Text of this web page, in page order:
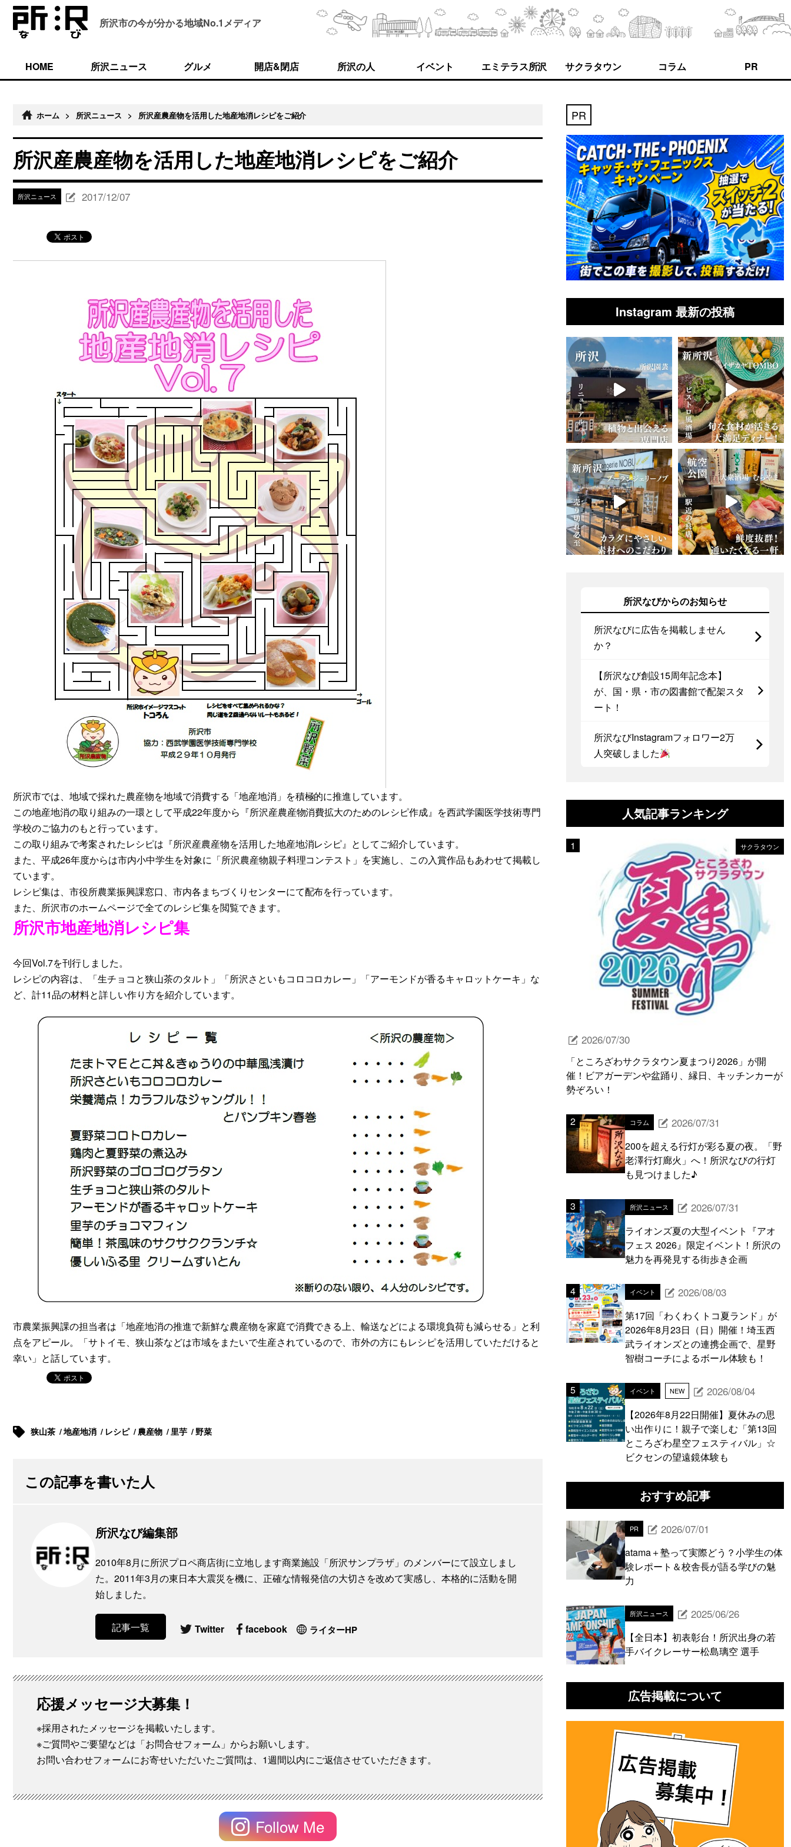
所沢市の今が分かる地域No.1メディア
HOME 所沢ニュース グルメ 開店&閉店 所沢の人 イベント エミテラス所沢 サクラタウン コラム PR
ホーム > 所沢ニュース > 所沢産農産物を活用した地産地消レシピをご紹介
所沢産農産物を活用した地産地消レシピをご紹介
所沢ニュース 2017/12/07
所沢市では、地域で採れた農産物を地域で消費する「地産地消」を積極的に推進しています。
この地産地消の取り組みの一環として平成22年度から『所沢産農産物消費拡大のためのレシピ作成』を西武学園医学技術専門
学校のご協力のもと行っています。
この取り組みで考案されたレシピは『所沢産農産物を活用した地産地消レシピ』としてご紹介しています。
また、平成26年度からは市内小中学生を対象に「所沢農産物親子料理コンテスト」を実施し、この入賞作品もあわせて掲載し
ています。
レシピ集は、市役所農業振興課窓口、市内各まちづくりセンターにて配布を行っています。
また、所沢市のホームページで全てのレシピ集を閲覧できます。
所沢市地産地消レシピ集
今回Vol.7を刊行しました。
レシピの内容は、「生チョコと狭山茶のタルト」「所沢さといもコロコロカレー」「アーモンドが香るキャロットケーキ」な
ど、計11品の材料と詳しい作り方を紹介しています。
市農業振興課の担当者は「地産地消の推進で新鮮な農産物を家庭で消費できる上、輸送などによる環境負荷も減らせる」と利
点をアピール。「サトイモ、狭山茶などは市域をまたいで生産されているので、市外の方にもレシピを活用していただけると
幸い」と話しています。
狭山茶 地産地消 レシピ 農産物 里芋 野菜
この記事を書いた人
所沢なび編集部
2010年8月に所沢プロペ商店街に立地します商業施設「所沢サンプラザ」のメンバーにて設立しまし
た。2011年3月の東日本大震災を機に、正確な情報発信の大切さを改めて実感し、本格的に活動を開
始しました。
記事一覧 Twitter facebook ライターHP
応援メッセージ大募集！
※採用されたメッセージを掲載いたします。
※ご質問やご要望などは「お問合せフォーム」からお願いします。
お問い合わせフォームにお寄せいただいたご質問は、1週間以内にご返信させていただきます。
Follow Me
PR
Instagram 最新の投稿
所沢なびからのお知らせ
所沢なびに広告を掲載しません
か？
【所沢なび創設15周年記念本】
が、国・県・市の図書館で配架スタ
ート！
所沢なびInstagramフォロワー2万
人突破しました
人気記事ランキング
サクラタウン
2026/07/30
「ところざわサクラタウン夏まつり2026」が開
催！ビアガーデンや盆踊り、縁日、キッチンカーが
勢ぞろい！
コラム 2026/07/31
200を超える行灯が彩る夏の夜。「野
老澤行灯廊火」へ！所沢なびの行灯
も見つけました♪
所沢ニュース 2026/07/31
ライオンズ夏の大型イベント『アオ
フェス 2026』限定イベント！所沢の
魅力を再発見する街歩き企画
イベント 2026/08/03
第17回「わくわくトコ夏ランド」が
2026年8月23日（日）開催！埼玉西
武ライオンズとの連携企画で、星野
智樹コーチによるボール体験も！
イベント NEW 2026/08/04
【2026年8月22日開催】夏休みの思
い出作りに！親子で楽しむ「第13回
ところざわ星空フェスティバル」☆
ビクセンの望遠鏡体験も
おすすめ記事
PR 2026/07/01
atama＋塾って実際どう？小学生の体
験レポート＆校舎長が語る学びの魅
力
所沢ニュース 2025/06/26
【全日本】初表彰台！所沢出身の若
手バイクレーサー松島璃空 選手
広告掲載について